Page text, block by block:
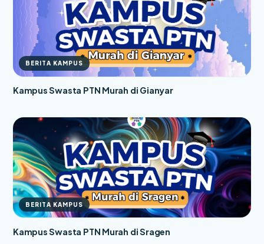
BERITA KAMPUS
Kampus Swasta PTN Murah di Gianyar
BERITA KAMPUS
Kampus Swasta PTN Murah di Sragen